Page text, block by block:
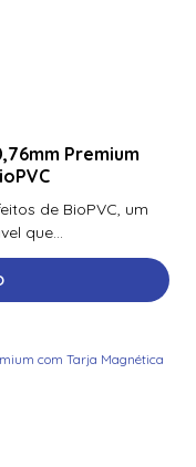
Premium
de BioPVC, um
que...